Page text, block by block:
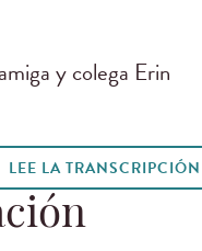
y colega Erin
LEE LA TRANSCRIPCIÓN